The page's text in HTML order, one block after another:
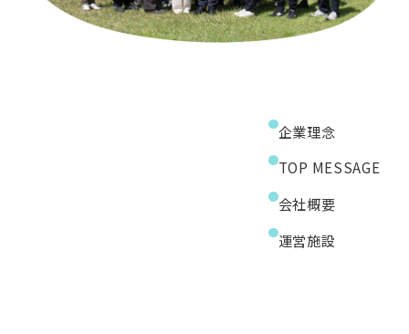
企業理念
TOP MESSAGE
会社概要
運営施設